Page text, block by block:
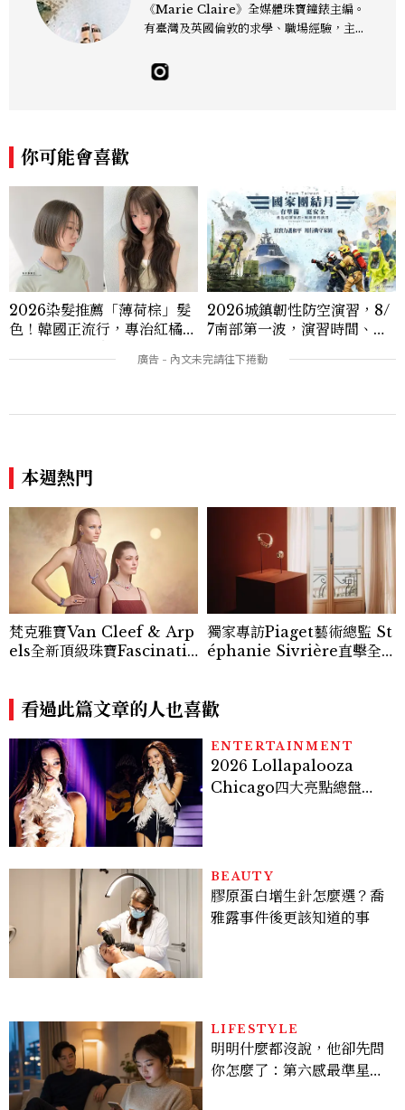
《Marie Claire》全媒體珠寶鐘錶主編。
有臺灣及英國倫敦的求學、職場經驗，主修
佳人》編輯工作內容，包括錶展等國際活動
採訪、珠寶市場動態等專題，及視覺拍攝執
你可能會喜歡
2026染髮推薦「薄荷棕」髮
色！韓國正流行，專治紅橘
2026城鎮韌性防空演習，8/
7南部第一波，演習時間、可
本週熱門
梵克雅寶Van Cleef & Arp
els全新頂級珠寶Fascinatin
獨家專訪Piaget藝術總監 St
éphanie Sivrière直擊全新
看過此篇文章的人也喜歡
ENTERTAINMENT
2026 Lollapalooza
Chicago四大亮點總盤
BEAUTY
膠原蛋白增生針怎麼選？喬
雅露事件後更該知道的事
LIFESTYLE
明明什麼都沒說，他卻先問
你怎麼了：第六感最準星座